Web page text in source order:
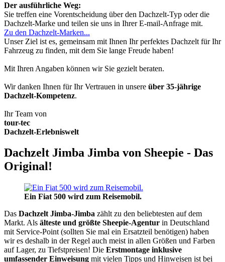
Der ausführliche Weg:
Sie treffen eine Vorentscheidung über den Dachzelt-Typ oder die
Dachzelt-Marke und teilen sie uns in Ihrer E-mail-Anfrage mit.
Zu den Dachzelt-Marken...
Unser Ziel ist es, gemeinsam mit Ihnen Ihr perfektes Dachzelt für Ihr
Fahrzeug zu finden, mit dem Sie lange Freude haben!
Mit Ihren Angaben können wir Sie gezielt beraten.
Wir danken Ihnen für Ihr Vertrauen in unsere über 35-jährige
Dachzelt-Kompetenz.
Ihr Team von
tour-tec
Dachzelt-Erlebniswelt
Dachzelt Jimba Jimba von Sheepie - Das
Original!
Ein Fiat 500 wird zum Reisemobil.
Das Dachzelt Jimba-Jimba zählt zu den beliebtesten auf dem
Markt. Als älteste und größte Sheepie-Agentur in Deutschland
mit Service-Point (sollten Sie mal ein Ersatzteil benötigen) haben
wir es deshalb in der Regel auch meist in allen Größen und Farben
auf Lager, zu Tiefstpreisen! Die Erstmontage inklusive
umfassender Einweisung mit vielen Tipps und Hinweisen ist bei